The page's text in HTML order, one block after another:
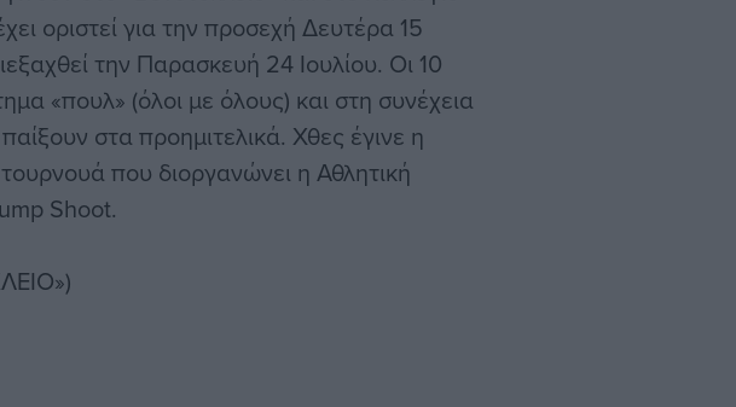
οριστεί για την προσεχή Δευτέρα 15
την Παρασκευή 24 Ιουλίου. Οι 10
«πουλ» (όλοι με όλους) και στη συνέχεια
στα προημιτελικά. Χθες έγινε η
που διοργανώνει η Αθλητική
Shoot.